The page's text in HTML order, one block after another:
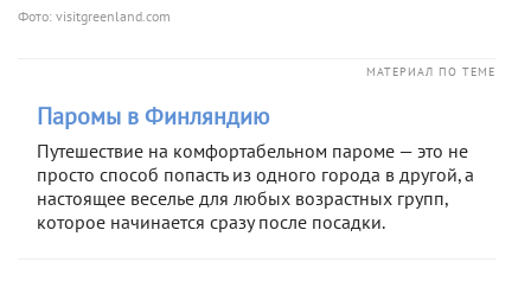
Фото: visitgreenland.com
МАТЕРИАЛ ПО ТЕМЕ
Паромы в Финляндию
Путешествие на комфортабельном пароме — это не
просто способ попасть из одного города в другой, а
настоящее веселье для любых возрастных групп,
которое начинается сразу после посадки.